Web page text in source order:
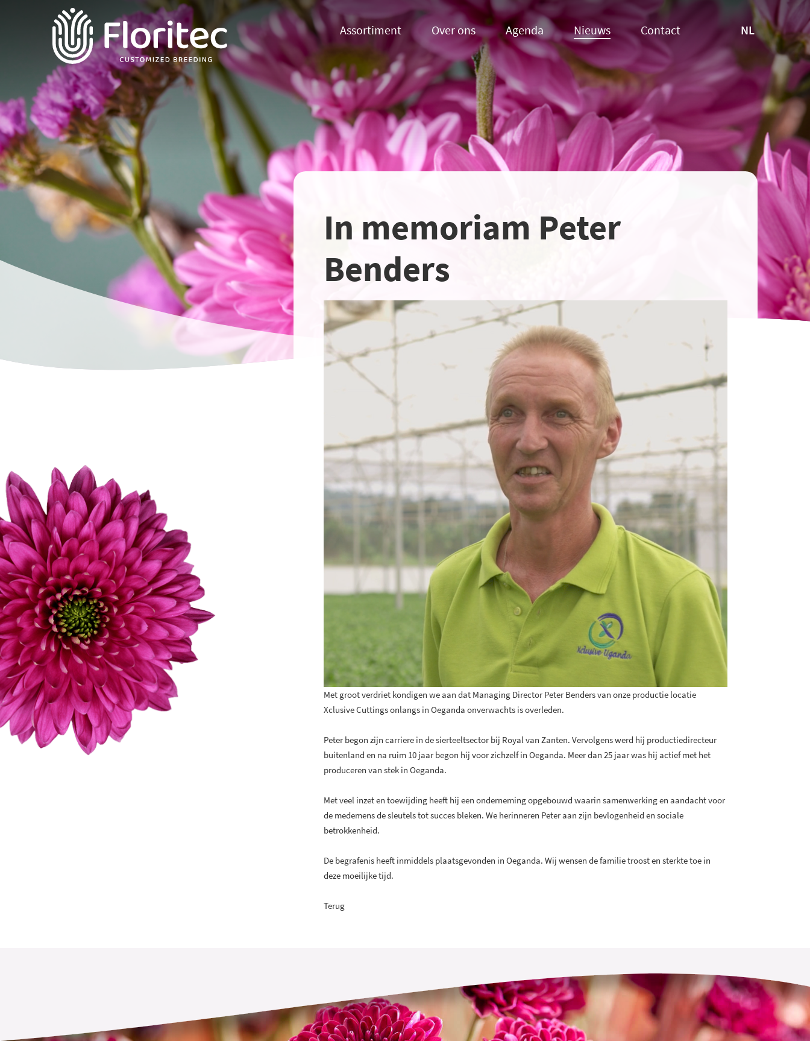
Assortiment Over ons Agenda Nieuws Contact NL
In memoriam Peter
Benders
Met groot verdriet kondigen we aan dat Managing Director Peter Benders van onze productie locatie
Xclusive Cuttings onlangs in Oeganda onverwachts is overleden.
Peter begon zijn carriere in de sierteeltsector bij Royal van Zanten. Vervolgens werd hij productiedirecteur
buitenland en na ruim 10 jaar begon hij voor zichzelf in Oeganda. Meer dan 25 jaar was hij actief met het
produceren van stek in Oeganda.
Met veel inzet en toewijding heeft hij een onderneming opgebouwd waarin samenwerking en aandacht voor
de medemens de sleutels tot succes bleken. We herinneren Peter aan zijn bevlogenheid en sociale
betrokkenheid.
De begrafenis heeft inmiddels plaatsgevonden in Oeganda. Wij wensen de familie troost en sterkte toe in
deze moeilijke tijd.
Terug